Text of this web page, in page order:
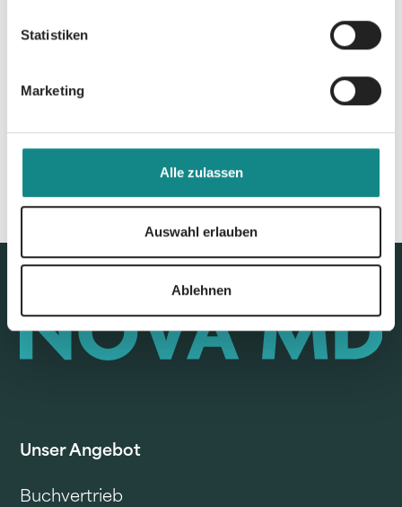
Statistiken
Marketing
Alle zulassen
Auswahl erlauben
Ablehnen
Unser Angebot
Buchvertrieb